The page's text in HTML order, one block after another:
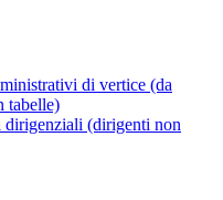
di vertice (da
tabelle)
(dirigenti non